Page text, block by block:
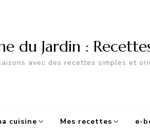
du Jardin :
avec des recettes simples et
cuisine Mes recettes e-